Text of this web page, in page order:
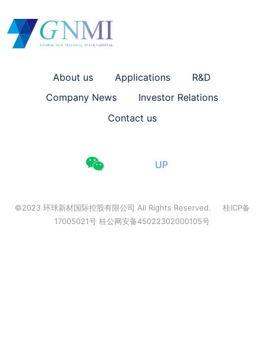
About us Applications
R&D
Company News
Investor Relations
Contact us
UP
©2023 环球新材国际控股有限公司 All Rights Reserved.
桂ICP备
17005021号 桂公网安备45022302000105号